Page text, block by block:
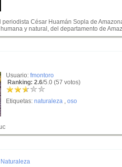
César Huamán Sopla de
y natural, del departamento de
Usuario: fmontoro
Ranking: 2.6/5.0 (57 votos)
Etiquetas: naturaleza , oso